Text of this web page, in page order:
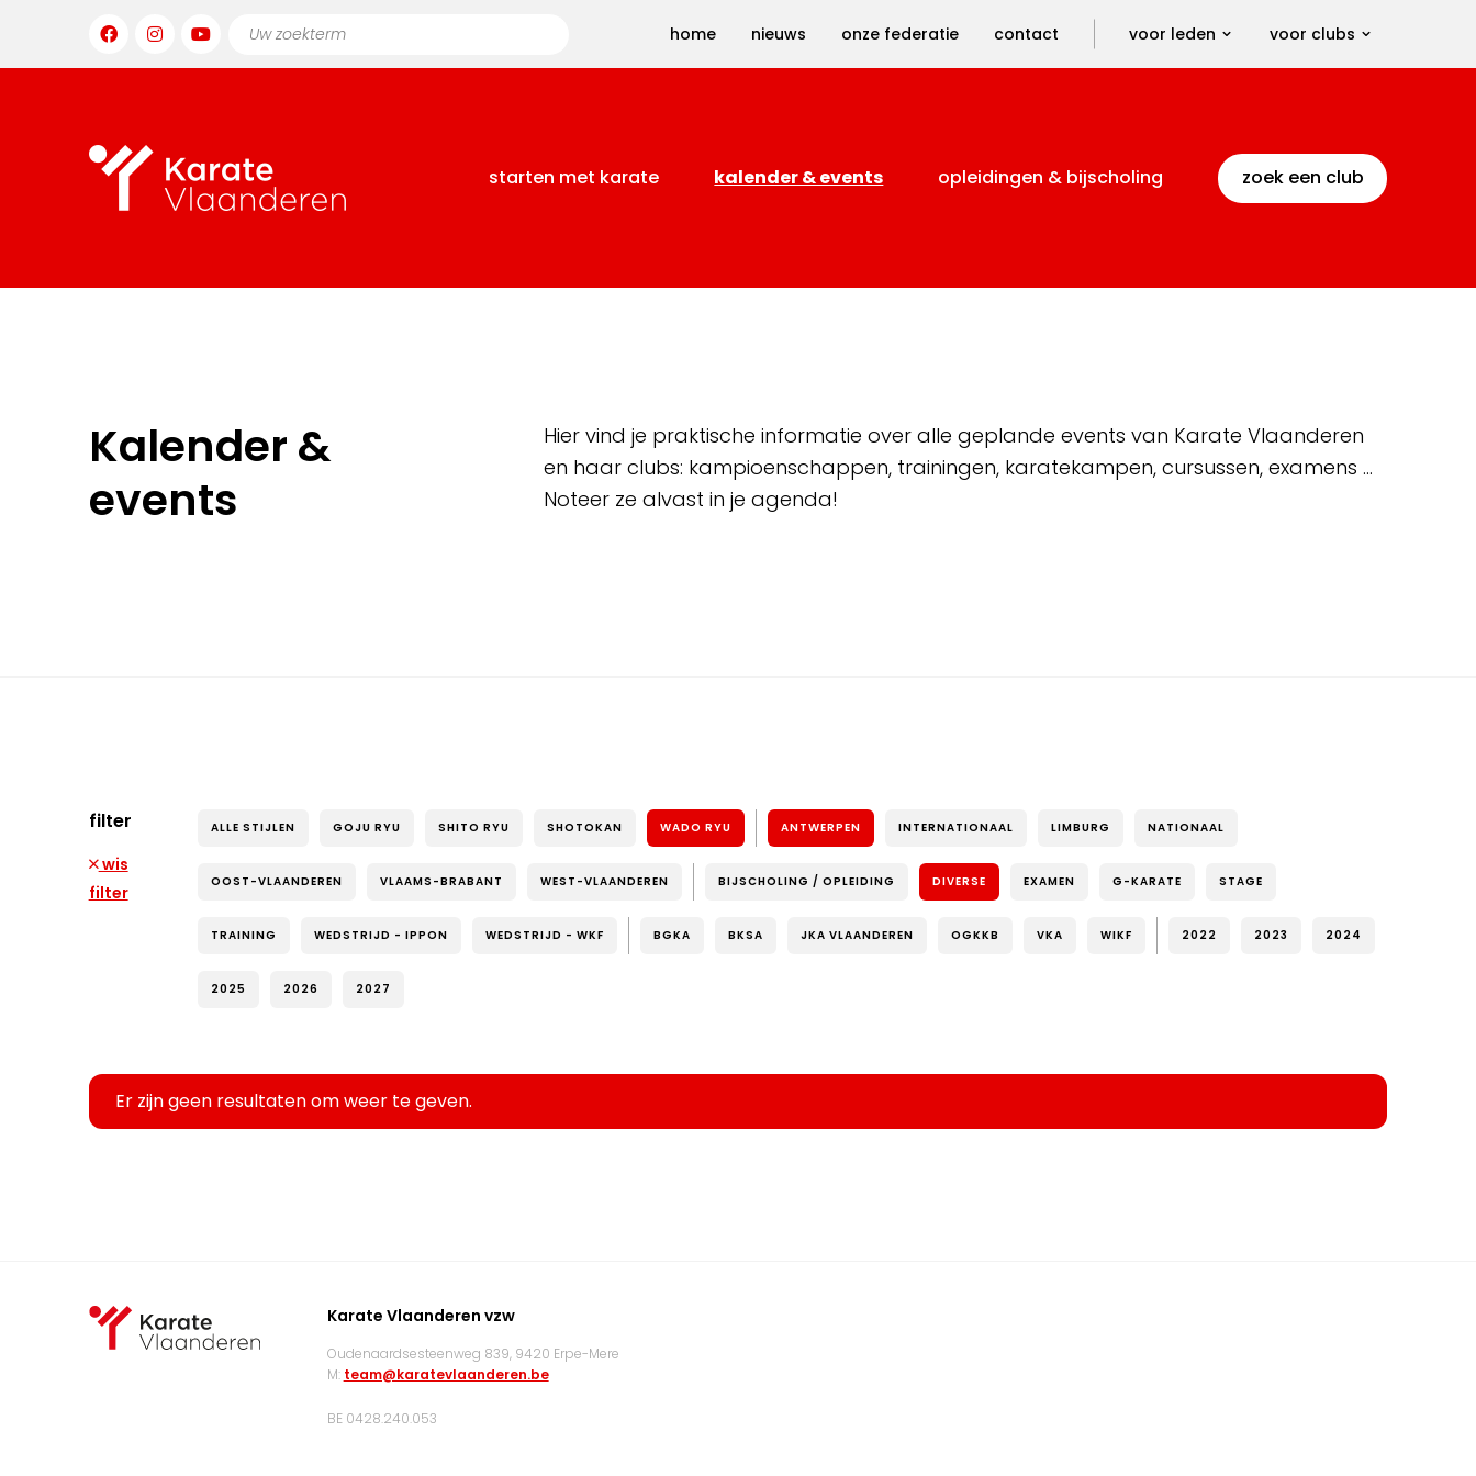
home nieuws onze federatie contact voor leden voor clubs
starten met karate kalender & events opleidingen & bijscholing zoek een club
Kalender &
events
Hier vind je praktische informatie over alle geplande events van Karate Vlaanderen
en haar clubs: kampioenschappen, trainingen, karatekampen, cursussen, examens …
Noteer ze alvast in je agenda!
filter
wis
filter
ALLE STIJLEN GOJU RYU SHITO RYU SHOTOKAN WADO RYU ANTWERPEN INTERNATIONAAL LIMBURG NATIONAAL
OOST-VLAANDEREN VLAAMS-BRABANT WEST-VLAANDEREN BIJSCHOLING / OPLEIDING DIVERSE EXAMEN G-KARATE STAGE
TRAINING WEDSTRIJD - IPPON WEDSTRIJD - WKF BGKA BKSA JKA VLAANDEREN OGKKB VKA WIKF 2022 2023 2024
2025 2026 2027
Er zijn geen resultaten om weer te geven.
Karate Vlaanderen vzw
Oudenaardsesteenweg 839, 9420 Erpe-Mere
M: team@karatevlaanderen.be
BE 0428.240.053